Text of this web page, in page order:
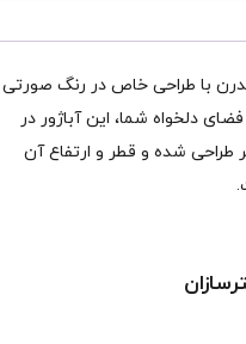
مدرن با طراحی خاص در رنگ صورتی
دلخواه شما، این آباژور در
و قطر 20 سانتی متر طراحی شده و قطر و ارتفاع آن